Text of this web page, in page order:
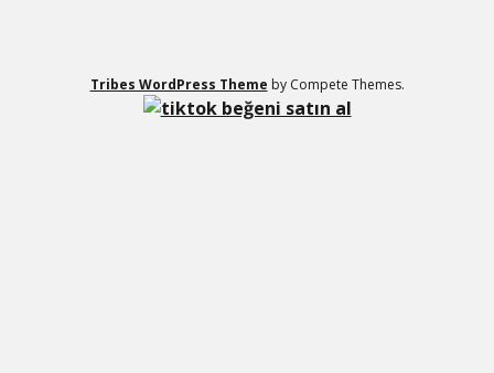
Tribes WordPress Theme by Compete Themes.